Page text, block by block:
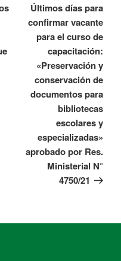
Últimos días para
confirmar vacante
para el curso de
capacitación:
«Preservación y
conservación de
documentos para
bibliotecas
escolares y
especializadas»
aprobado por Res.
Ministerial N°
4750/21